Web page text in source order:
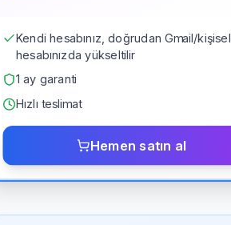
Kendi hesabınız, doğrudan Gmail/kişisel
hesabınızda yükseltilir
1 ay garanti
Hızlı teslimat
Hemen satın al